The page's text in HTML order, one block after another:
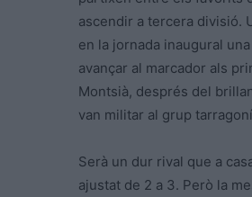
ascendir a tercera divisió.
en la jornada inaugural
avançar al marcador als
Montsià, després del
van militar al grup
Serà un dur rival que a
ajustat de 2 a 3. Però la